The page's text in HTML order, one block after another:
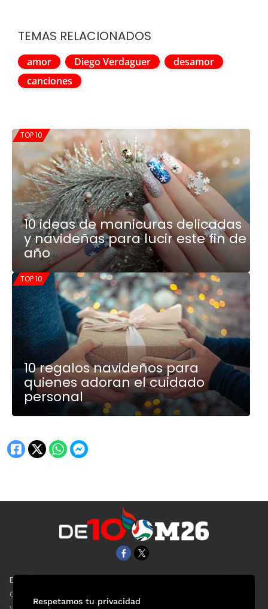
TEMAS RELACIONADOS
amor Diego Verdaguer
desamor
canciones
TOP 10
10 ideas de manicuras delicadas
y navideñas para lucir este fin de
año
TOP 10
10 regalos navideños para
quienes adoran el cuidado
personal
EL UNIVERSAL
Clase
Respetamos tu privacidad